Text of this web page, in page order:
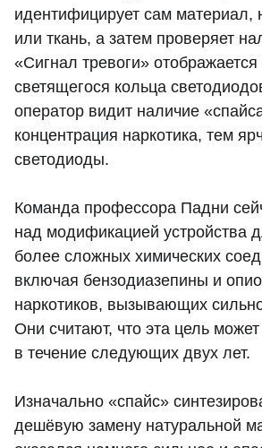
идентифицирует сам материал,
или ткань, а затем проверяет
«Сигнал тревоги»
светящегося кольца
оператор видит наличие
концентрация наркотика, тем
светодиоды.
Команда профессора Падни
над модификацией устройства
более сложных химических
включая бензодиазепины и
наркотиков, вызывающих
Они считают, что эта цель
в течение следующих двух лет.
Изначально «спайс»
дешёвую замену натуральной